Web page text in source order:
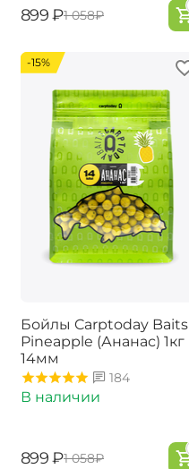
‍899‍ ₽‍1 058‍₽
-15%
Бойлы Carptoday Baits
Pineapple (Ананас) 1кг
14мм
184
В наличии
‍899‍ ₽‍1 058‍₽